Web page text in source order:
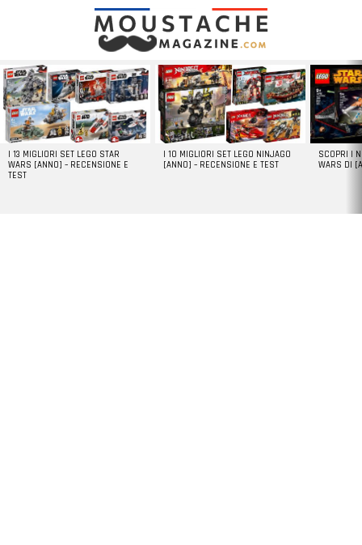
LATEST
STORIES
I 13 MIGLIORI SET LEGO STAR
WARS [ANNO] – RECENSIONE E
TEST
I 10 MIGLIORI SET LEGO NINJAGO
[ANNO] – RECENSIONE E TEST
SCOPRI I
WARS DI